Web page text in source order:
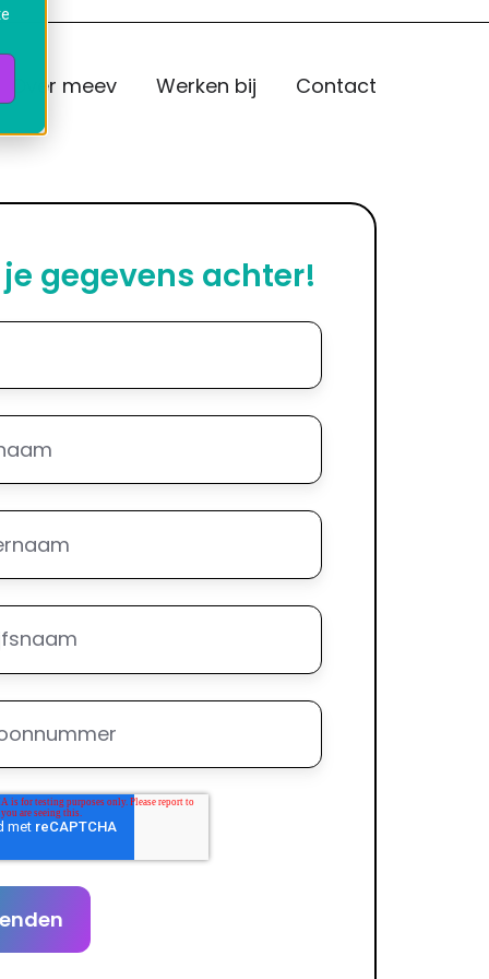
Over meev Werken bij Contact
gegevens achter!